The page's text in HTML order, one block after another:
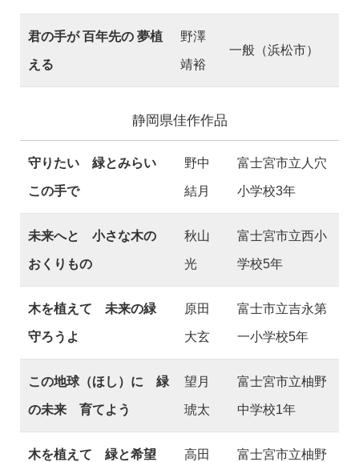
君の手が 百年先の 夢植
える
野澤
靖裕
一般（浜松市）
静岡県佳作作品
守りたい 緑とみらい
この手で
野中
結月
富士宮市立人穴
小学校3年
未来へと 小さな木の
おくりもの
秋山
光
富士宮市立西小
学校5年
木を植えて 未来の緑
守ろうよ
原田
大玄
富士市立吉永第
一小学校5年
この地球（ほし）に 緑
の未来 育てよう
望月
琥太
富士宮市立柚野
中学校1年
木を植えて 緑と希望 高田 富士宮市立柚野